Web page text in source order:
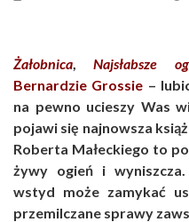
Żałobnica,Najsłabsze
Bernardzie Grossie –
na pewno ucieszy Was
pojawi się najnowsza
Roberta Małeckiego to
żywy ogień i
wstyd może zamykać
przemilczane sprawy